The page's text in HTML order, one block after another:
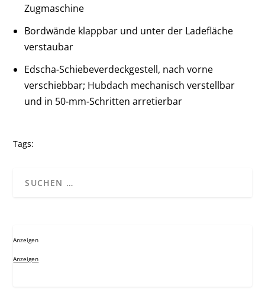
Zugmaschine
Bordwände klappbar und unter der Ladefläche
verstaubar
Edscha-Schiebeverdeckgestell, nach vorne
verschiebbar; Hubdach mechanisch verstellbar
und in 50-mm-Schritten arretierbar
Tags:
Anzeigen
Anzeigen